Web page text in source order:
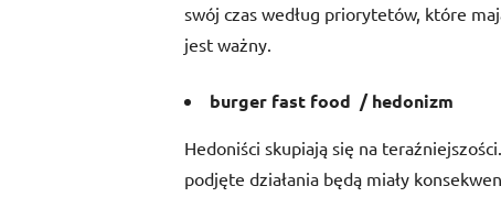
swój czas według priorytetów, które
jest ważny.
burger fast food / hedonizm
Hedoniści skupiają się na
podjęte działania będą miały